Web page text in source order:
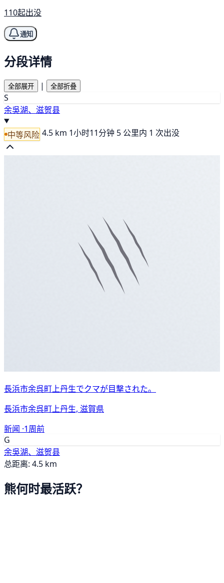
110起出没
通知
分段详情
全部展开 | 全部折叠
S
余吳湖、滋贺县
中等风险 4.5 km 1小时11分钟 5 公里内 1 次出没
長浜市余呉町上丹生でクマが目撃された。
長浜市余呉町上丹生, 滋賀県
新闻 ·1周前
G
余吳湖、滋贺县
总距离: 4.5 km
熊何时最活跃？